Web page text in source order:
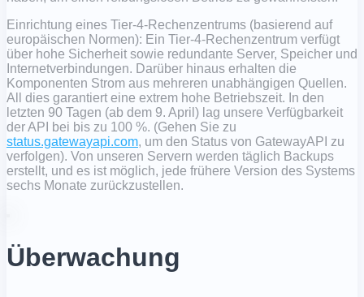
Einrichtung eines Tier-4-Rechenzentrums (basierend auf
europäischen Normen): Ein Tier-4-Rechenzentrum verfügt
über hohe Sicherheit sowie redundante Server, Speicher und
Internetverbindungen. Darüber hinaus erhalten die
Komponenten Strom aus mehreren unabhängigen Quellen.
All dies garantiert eine extrem hohe Betriebszeit. In den
letzten 90 Tagen (ab dem 9. April) lag unsere Verfügbarkeit
der API bei bis zu 100 %. (Gehen Sie zu
status.gatewayapi.com, um den Status von GatewayAPI zu
verfolgen). Von unseren Servern werden täglich Backups
erstellt, und es ist möglich, jede frühere Version des Systems
sechs Monate zurückzustellen.
Überwachung